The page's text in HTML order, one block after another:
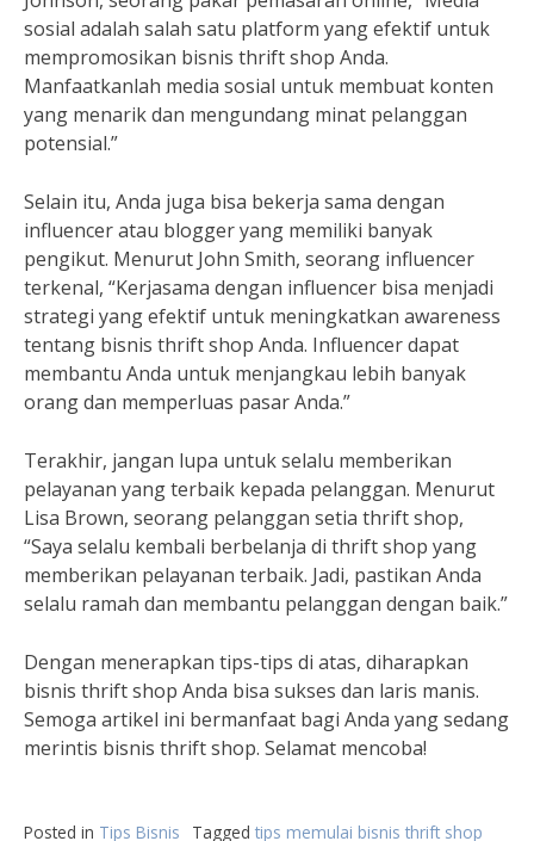
sosial adalah salah satu platform yang efektif untuk
mempromosikan bisnis thrift shop Anda.
Manfaatkanlah media sosial untuk membuat konten
yang menarik dan mengundang minat pelanggan
potensial.”
Selain itu, Anda juga bisa bekerja sama dengan
influencer atau blogger yang memiliki banyak
pengikut. Menurut John Smith, seorang influencer
terkenal, “Kerjasama dengan influencer bisa menjadi
strategi yang efektif untuk meningkatkan awareness
tentang bisnis thrift shop Anda. Influencer dapat
membantu Anda untuk menjangkau lebih banyak
orang dan memperluas pasar Anda.”
Terakhir, jangan lupa untuk selalu memberikan
pelayanan yang terbaik kepada pelanggan. Menurut
Lisa Brown, seorang pelanggan setia thrift shop,
“Saya selalu kembali berbelanja di thrift shop yang
memberikan pelayanan terbaik. Jadi, pastikan Anda
selalu ramah dan membantu pelanggan dengan baik.”
Dengan menerapkan tips-tips di atas, diharapkan
bisnis thrift shop Anda bisa sukses dan laris manis.
Semoga artikel ini bermanfaat bagi Anda yang sedang
merintis bisnis thrift shop. Selamat mencoba!
Posted in Tips Bisnis Tagged tips memulai bisnis thrift shop